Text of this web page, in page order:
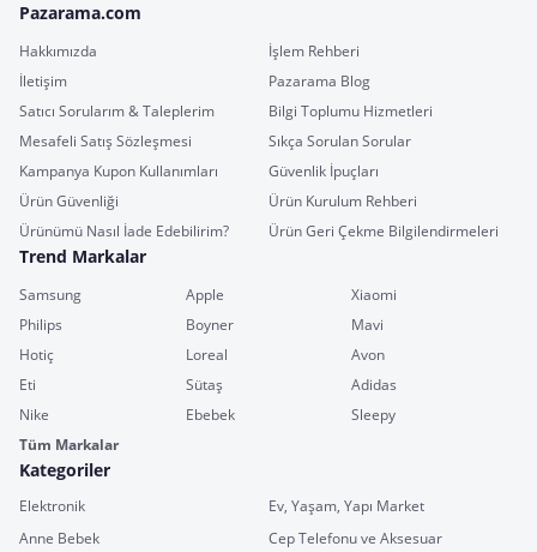
Pazarama.com
Hakkımızda
İşlem Rehberi
İletişim
Pazarama Blog
Satıcı Sorularım & Taleplerim
Bilgi Toplumu Hizmetleri
Mesafeli Satış Sözleşmesi
Sıkça Sorulan Sorular
Kampanya Kupon Kullanımları
Güvenlik İpuçları
Ürün Güvenliği
Ürün Kurulum Rehberi
Ürünümü Nasıl İade Edebilirim?
Ürün Geri Çekme Bilgilendirmeleri
Trend Markalar
Samsung Apple
Xiaomi
Philips
Boyner
Mavi
Hotiç
Loreal
Avon
Eti
Sütaş
Adidas
Nike
Ebebek
Sleepy
Tüm Markalar
Kategoriler
Elektronik
Ev, Yaşam, Yapı Market
Anne Bebek
Cep Telefonu ve Aksesuar